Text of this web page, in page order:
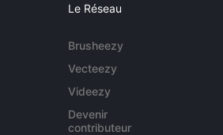
Le Réseau
Brusheezy
Vecteezy
Videezy
Devenir
contributeur